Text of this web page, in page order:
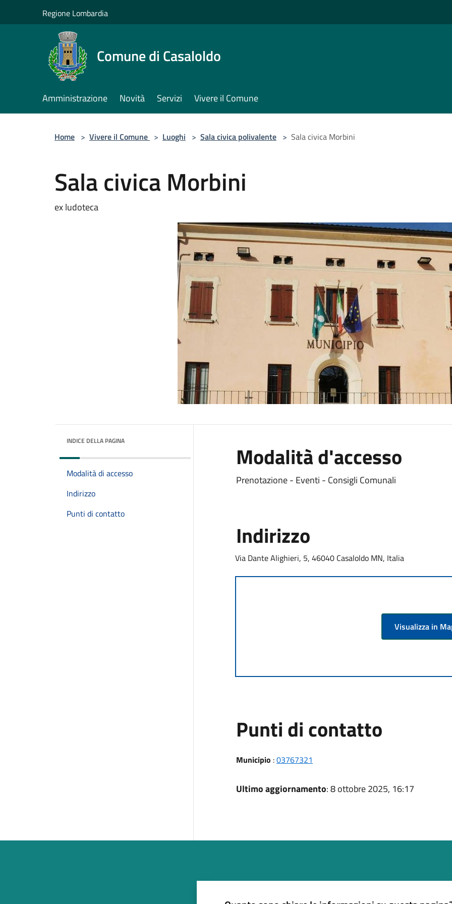
Regione Lombardia
Comune di Casaloldo
Amministrazione Novità Servizi Vivere il Comune
Home > Vivere il Comune > Luoghi > Sala civica polivalente > Sala civica Morbini
Sala civica Morbini
ex ludoteca
INDICE DELLA PAGINA
Modalità di accesso
Indirizzo
Punti di contatto
Modalità d'accesso
Prenotazione - Eventi - Consigli Comunali
Indirizzo
Via Dante Alighieri, 5, 46040 Casaloldo MN, Italia
Visualizza in
Punti di contatto
Municipio :03767321
Ultimo aggiornamento: 8 ottobre 2025, 16:17